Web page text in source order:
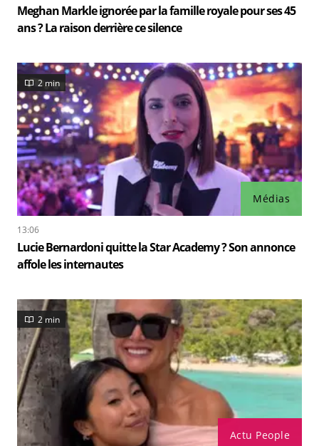
Meghan Markle ignorée par la famille royale pour ses 45
ans ? La raison derrière ce silence
Médias
2 min
13:06
Lucie Bernardoni quitte la Star Academy ? Son annonce
affole les internautes
Actu People
2 min